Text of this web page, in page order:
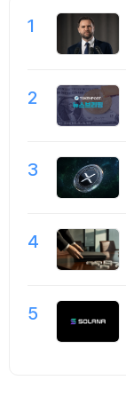
1
2
3
4
5